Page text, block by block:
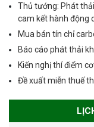
Thủ tướng: Phát
cam kết hành động
Mua bán tín chỉ
Báo cáo phát thải
Kiến nghị thí điểm
Đề xuất miễn thuế